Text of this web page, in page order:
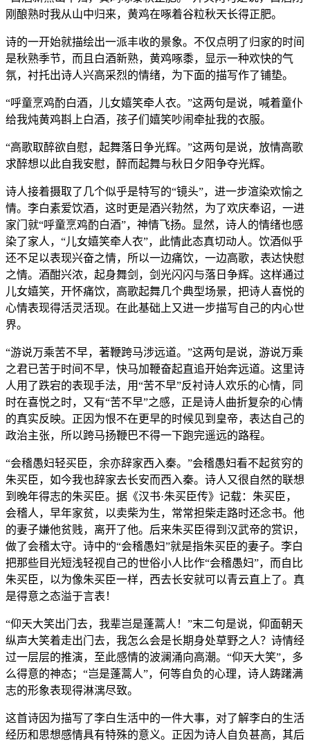
刚酿熟时我从山中归来，黄鸡在啄着谷粒秋天长得正肥。
诗的一开始就描绘出一派丰收的景象。不仅点明了归家的时间
是秋熟季节，而且白酒新熟，黄鸡啄黍，显示一种欢快的气
氛，衬托出诗人兴高采烈的情绪，为下面的描写作了铺垫。
“呼童烹鸡酌白酒，儿女嬉笑牵人衣。”这两句是说，喊着童仆
给我炖黄鸡斟上白酒，孩子们嬉笑吵闹牵扯我的衣服。
“高歌取醉欲自慰，起舞落日争光辉。”这两句是说，放情高歌
求醉想以此自我安慰，醉而起舞与秋日夕阳争夺光辉。
诗人接着摄取了几个似乎是特写的“镜头”，进一步渲染欢愉之
情。李白素爱饮酒，这时更是酒兴勃然，为了欢庆奉诏，一进
家门就“呼童烹鸡酌白酒”，神情飞扬。显然，诗人的情绪也感
染了家人，“儿女嬉笑牵人衣”，此情此态真切动人。饮酒似乎
还不足以表现兴奋之情，所以一边痛饮，一边高歌，表达快慰
之情。酒酣兴浓，起身舞剑，剑光闪闪与落日争辉。这样通过
儿女嬉笑，开怀痛饮，高歌起舞几个典型场景，把诗人喜悦的
心情表现得活灵活现。在此基础上又进一步描写自己的内心世
界。
“游说万乘苦不早，著鞭跨马涉远道。”这两句是说，游说万乘
之君已苦于时间不早，快马加鞭奋起直追开始奔远道。这里诗
人用了跌宕的表现手法，用“苦不早”反衬诗人欢乐的心情，同
时在喜悦之时，又有“苦不早”之感，正是诗人曲折复杂的心情
的真实反映。正因为恨不在更早的时候见到皇帝，表达自己的
政治主张，所以跨马扬鞭巴不得一下跑完遥远的路程。
“会稽愚妇轻买臣，余亦辞家西入秦。”会稽愚妇看不起贫穷的
朱买臣，如今我也辞家去长安而西入秦。诗人又很自然的联想
到晚年得志的朱买臣。据《汉书·朱买臣传》记载：朱买臣，
会稽人，早年家贫，以卖柴为生，常常担柴走路时还念书。他
的妻子嫌他贫贱，离开了他。后来朱买臣得到汉武帝的赏识，
做了会稽太守。诗中的“会稽愚妇”就是指朱买臣的妻子。李白
把那些目光短浅轻视自己的世俗小人比作“会稽愚妇”，而自比
朱买臣，以为像朱买臣一样，西去长安就可以青云直上了。真
是得意之态溢于言表！
“仰天大笑出门去，我辈岂是蓬蒿人！”末二句是说，仰面朝天
纵声大笑着走出门去，我怎么会是长期身处草野之人？诗情经
过一层层的推演，至此感情的波澜涌向高潮。“仰天大笑”，多
么得意的神态；“岂是蓬蒿人”，何等自负的心理，诗人踌躇满
志的形象表现得淋漓尽致。
这首诗因为描写了李白生活中的一件大事，对了解李白的生活
经历和思想感情具有特殊的意义。正因为诗人自负甚高，其后